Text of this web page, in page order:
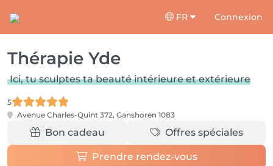
FR Connexion
Thérapie Yde
Ici, tu sculptes ta beauté intérieure et extérieure
5
Avenue Charles-Quint 372, Ganshoren 1083
Bon cadeau Offres spéciales
Prendre rendez-vous